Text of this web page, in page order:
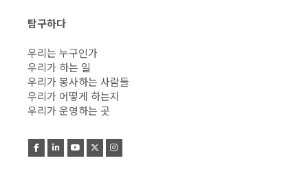
탐구하다
우리는 누구인가
우리가 하는 일
우리가 봉사하는 사람들
우리가 어떻게 하는지
우리가 운영하는 곳